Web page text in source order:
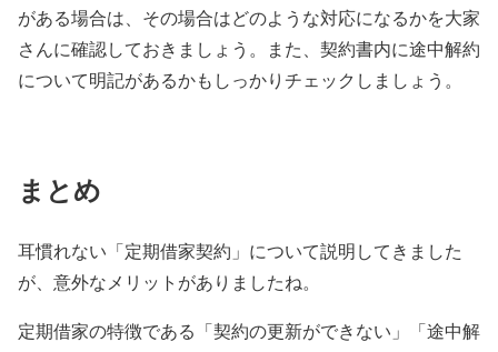
がある場合は、その場合はどのような対応になるかを大家
さんに確認しておきましょう。また、契約書内に途中解約
について明記があるかもしっかりチェックしましょう。
まとめ
耳慣れない「定期借家契約」について説明してきました
が、意外なメリットがありましたね。
定期借家の特徴である「契約の更新ができない」「途中解